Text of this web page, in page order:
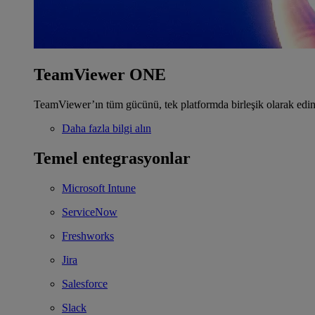
TeamViewer ONE
TeamViewer’ın tüm gücünü, tek platformda birleşik olarak
Daha fazla bilgi alın
Temel entegrasyonlar
Microsoft Intune
ServiceNow
Freshworks
Jira
Salesforce
Slack